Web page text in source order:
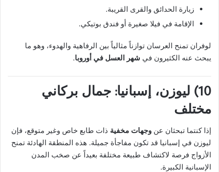
زيارة الحدائق والقرى القريبة.
الإقامة في فيلا صغيرة أو فندق بوتيكي.
لوفران تمنح العرسان توازناً مثالياً بين الرفاهية والهدوء، وهو ما
يبحث عنه الكثيرون في شهر العسل في أوروبا.
10) ليوزن، إسبانيا: جمال بركاني
مختلف
إذا كنتما تبحثان عن وجهات مخفية ذات طابع خاص وغير متوقع، فإن
ليوزن في إسبانيا قد تكون مفاجأة جميلة. هذه المنطقة الهادئة تمنح
الأزواج فرصة لاكتشاف طبيعة مختلفة بعيداً عن صخب المدن
الإسبانية الكبيرة.